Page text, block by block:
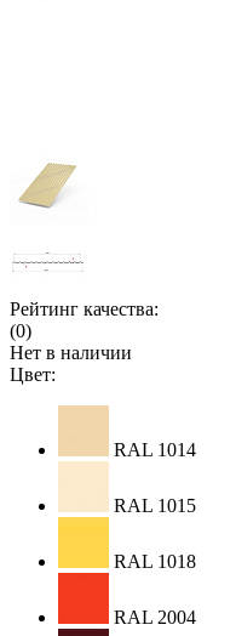
Рейтинг качества:
(0)
Нет в наличии
Цвет:
RAL 1014
RAL 1015
RAL 1018
RAL 2004